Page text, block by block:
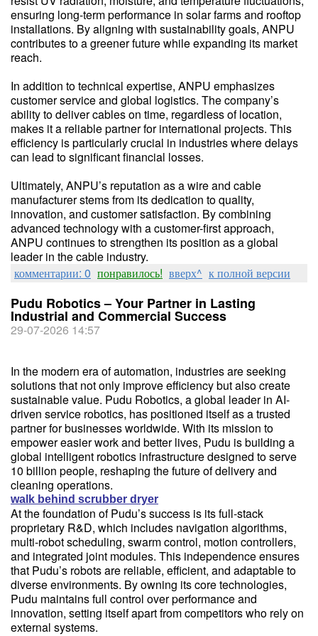
ensuring long-term performance in solar farms and rooftop
installations. By aligning with sustainability goals, ANPU
contributes to a greener future while expanding its market
reach.
In addition to technical expertise, ANPU emphasizes
customer service and global logistics. The company’s
ability to deliver cables on time, regardless of location,
makes it a reliable partner for international projects. This
efficiency is particularly crucial in industries where delays
can lead to significant financial losses.
Ultimately, ANPU’s reputation as a wire and cable
manufacturer stems from its dedication to quality,
innovation, and customer satisfaction. By combining
advanced technology with a customer-first approach,
ANPU continues to strengthen its position as a global
leader in the cable industry.
комментарии: 0 понравилось! вверх^ к полной версии
Pudu Robotics – Your Partner in Lasting
Industrial and Commercial Success
29-07-2026 14:57
In the modern era of automation, industries are seeking
solutions that not only improve efficiency but also create
sustainable value. Pudu Robotics, a global leader in AI-
driven service robotics, has positioned itself as a trusted
partner for businesses worldwide. With its mission to
empower easier work and better lives, Pudu is building a
global intelligent robotics infrastructure designed to serve
10 billion people, reshaping the future of delivery and
cleaning operations.
walk behind scrubber dryer
At the foundation of Pudu’s success is its full-stack
proprietary R&D, which includes navigation algorithms,
multi-robot scheduling, swarm control, motion controllers,
and integrated joint modules. This independence ensures
that Pudu’s robots are reliable, efficient, and adaptable to
diverse environments. By owning its core technologies,
Pudu maintains full control over performance and
innovation, setting itself apart from competitors who rely on
external systems.